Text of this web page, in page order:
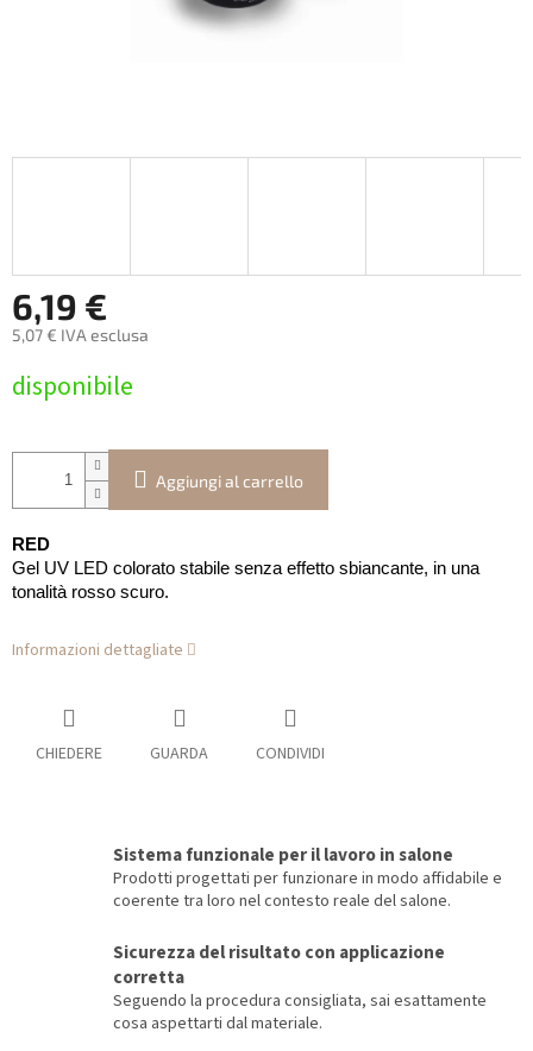
6,19 €
5,07 € IVA esclusa
della
disponibile
Aggiungi al carrello
RED
Gel UV LED colorato stabile senza effetto sbiancante, in una
tonalità rosso scuro.
Informazioni dettagliate
CHIEDERE GUARDA CONDIVIDI
Sistema funzionale per il lavoro in salone
Prodotti progettati per funzionare in modo affidabile e
coerente tra loro nel contesto reale del salone.
Sicurezza del risultato con applicazione
corretta
Seguendo la procedura consigliata, sai esattamente
cosa aspettarti dal materiale.